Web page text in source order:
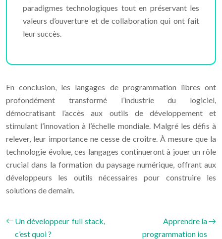
paradigmes technologiques tout en préservant les
valeurs d’ouverture et de collaboration qui ont fait
leur succès.
En conclusion, les langages de programmation libres ont
profondément transformé l’industrie du logiciel,
démocratisant l’accès aux outils de développement et
stimulant l’innovation à l’échelle mondiale. Malgré les défis à
relever, leur importance ne cesse de croître. À mesure que la
technologie évolue, ces langages continueront à jouer un rôle
crucial dans la formation du paysage numérique, offrant aux
développeurs les outils nécessaires pour construire les
solutions de demain.
Un développeur full stack,
c’est quoi ?
Apprendre la
programmation ios